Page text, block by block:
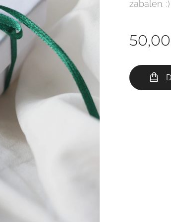
zabalen. :)
50,00